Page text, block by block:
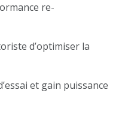
re-
d’optimiser la
et gain puissance